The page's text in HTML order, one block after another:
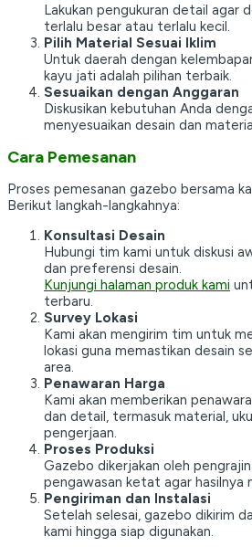
Lakukan pengukuran detail agar
terlalu besar atau terlalu kecil.
Pilih Material Sesuai Iklim
Untuk daerah dengan
kayu jati adalah pilihan terbaik.
Sesuaikan dengan Anggaran
Diskusikan kebutuhan Anda
menyesuaikan desain dan
Cara Pemesanan
Proses pemesanan gazebo bersama
Berikut langkah-langkahnya:
Konsultasi Desain
Hubungi tim kami untuk diskusi
dan preferensi desain.
Kunjungi halaman produk kami
terbaru.
Survey Lokasi
Kami akan mengirim tim untuk
lokasi guna memastikan desain
area.
Penawaran Harga
Kami akan memberikan
dan detail, termasuk material,
pengerjaan.
Proses Produksi
Gazebo dikerjakan oleh
pengawasan ketat agar hasilnya
Pengiriman dan Instalasi
Setelah selesai, gazebo dikirim
kami hingga siap digunakan.